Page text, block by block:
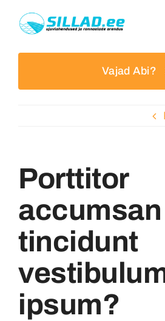
Teenused
Kasulikku
Kontakt
Vajad Abi?
Porttitor
accumsan
tincidunt
ipsum?